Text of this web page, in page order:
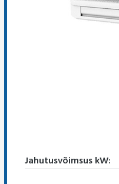
Jahutusvõimsus kW: